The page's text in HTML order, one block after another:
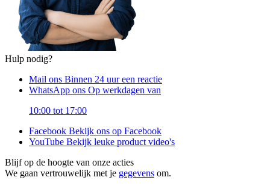
Hulp nodig?
Mail ons Binnen 24 uur een reactie
WhatsApp ons Op werkdagen van
10:00 tot 17:00
Facebook Bekijk ons op Facebook
YouTube Bekijk leuke product video's
Blijf op de hoogte van onze acties
We gaan vertrouwelijk met je gegevens om.